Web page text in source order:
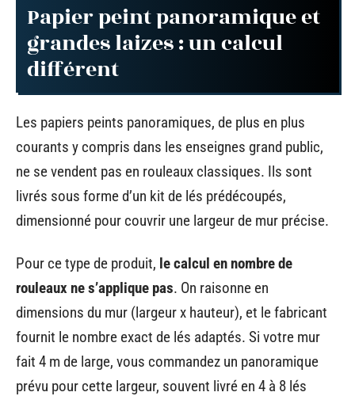
Papier peint panoramique et
grandes laizes : un calcul
différent
Les papiers peints panoramiques, de plus en plus
courants y compris dans les enseignes grand public,
ne se vendent pas en rouleaux classiques. Ils sont
livrés sous forme d’un kit de lés prédécoupés,
dimensionné pour couvrir une largeur de mur précise.
Pour ce type de produit, le calcul en nombre de
rouleaux ne s’applique pas. On raisonne en
dimensions du mur (largeur x hauteur), et le fabricant
fournit le nombre exact de lés adaptés. Si votre mur
fait 4 m de large, vous commandez un panoramique
prévu pour cette largeur, souvent livré en 4 à 8 lés